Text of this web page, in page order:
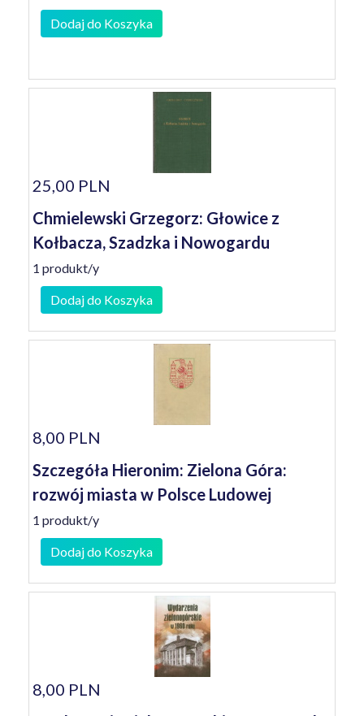
Dodaj do Koszyka
25,00 PLN
Chmielewski Grzegorz: Głowice z
Kołbacza, Szadzka i Nowogardu
1 produkt/y
Dodaj do Koszyka
8,00 PLN
Szczegóła Hieronim: Zielona Góra:
rozwój miasta w Polsce Ludowej
1 produkt/y
Dodaj do Koszyka
8,00 PLN